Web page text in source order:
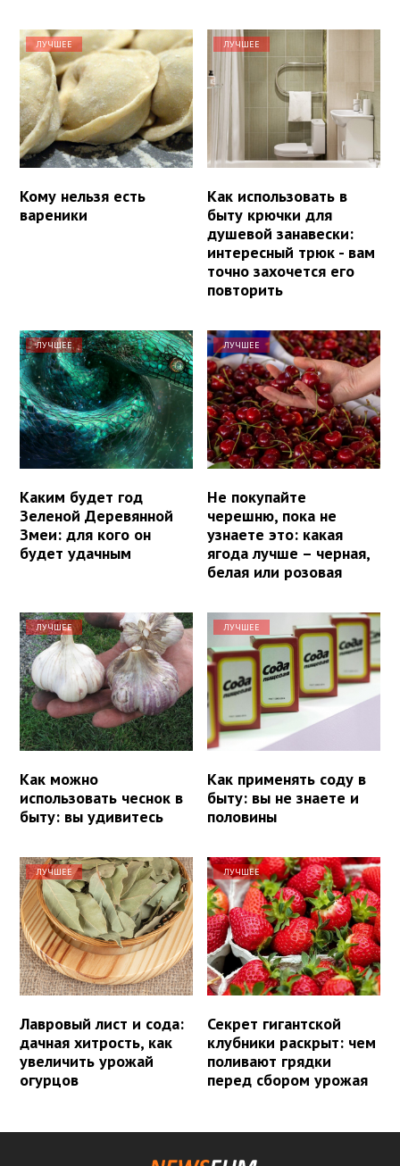
ЛУЧШЕЕ
Кому нельзя есть
вареники
ЛУЧШЕЕ
Как использовать в
быту крючки для
душевой занавески:
интересный трюк - вам
точно захочется его
повторить
ЛУЧШЕЕ
Каким будет год
Зеленой Деревянной
Змеи: для кого он
будет удачным
ЛУЧШЕЕ
Не покупайте
черешню, пока не
узнаете это: какая
ягода лучше – черная,
белая или розовая
ЛУЧШЕЕ
Как можно
использовать чеснок в
быту: вы удивитесь
ЛУЧШЕЕ
Как применять соду в
быту: вы не знаете и
половины
ЛУЧШЕЕ
Лавровый лист и сода:
дачная хитрость, как
увеличить урожай
огурцов
ЛУЧШЕЕ
Секрет гигантской
клубники раскрыт: чем
поливают грядки
перед сбором урожая